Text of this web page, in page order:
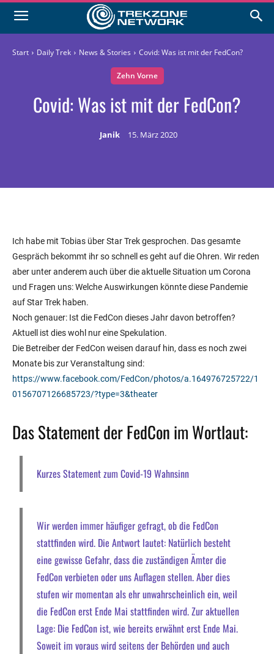
Start Daily Trek News & Stories Covid: Was ist mit der FedCon?
Zehn Vorne
Covid: Was ist mit der FedCon?
Janik 15. März 2020
Ich habe mit Tobias über Star Trek gesprochen. Das gesamte
Gespräch bekommt ihr so schnell es geht auf die Ohren. Wir reden
aber unter anderem auch über die aktuelle Situation um Corona
und Fragen uns: Welche Auswirkungen könnte diese Pandemie
auf Star Trek haben.
Noch genauer: Ist die FedCon dieses Jahr davon betroffen?
Aktuell ist dies wohl nur eine Spekulation.
Die Betreiber der FedCon weisen darauf hin, dass es noch zwei
Monate bis zur Veranstaltung sind:
https://www.facebook.com/FedCon/photos/a.164976725722/1
0156707126685723/?type=3&theater
Das Statement der FedCon im Wortlaut:
Kurzes Statement zum Covid-19 Wahnsinn
Wir werden immer häufiger gefragt, ob die FedCon
stattfinden wird. Die Antwort lautet: Natürlich besteht
eine gewisse Gefahr, dass die zuständigen Ämter die
FedCon verbieten oder uns Auflagen stellen. Aber dies
stufen wir momentan als ehr unwahrscheinlich ein, weil
die FedCon erst Ende Mai stattfinden wird. Zur aktuellen
Lage: Die FedCon ist, wie bereits erwähnt erst Ende Mai.
Soweit im voraus wird seitens der Behörden und auch